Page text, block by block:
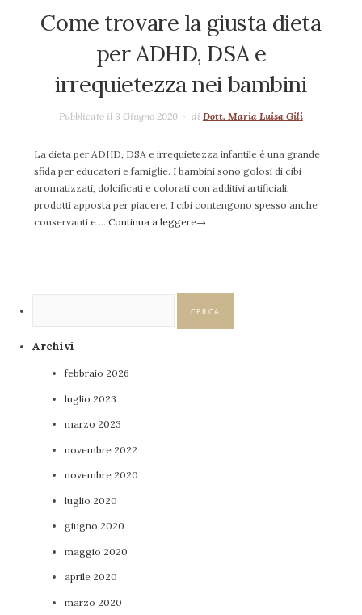
Come trovare la giusta dieta
per ADHD, DSA e
irrequietezza nei bambini
Pubblicato il 8 Giugno 2020 di Dott. Maria Luisa Gili
La dieta per ADHD, DSA e irrequietezza infantile è una grande
sfida per educatori e famiglie. I bambini sono golosi di cibi
aromatizzati, dolcificati e colorati con additivi artificiali,
prodotti apposta per piacere. I cibi contengono spesso anche
conservanti e … Continua a leggere→
Archivi
febbraio 2026
luglio 2023
marzo 2023
novembre 2022
novembre 2020
luglio 2020
giugno 2020
maggio 2020
aprile 2020
marzo 2020